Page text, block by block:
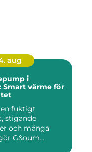
aug
i
Smart värme för
fuktigt
stigande
och många
G&oum...